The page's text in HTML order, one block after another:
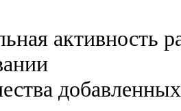
активность